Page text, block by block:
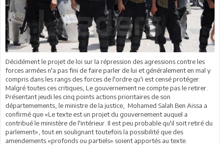
Décidément le projet de loi sur la répression des agressions contre les
forces armées n'a pas fini de faire parler de lui et généralement en mal y
compris dans les rangs des forces de l'ordre qu'i est censé protéger.
Malgré toutes ces critiques, Le gouvernement ne compte pas le retirer.
Présentant jeudi les cinq points actions prioritaires de son
départemements, le ministre de la justice, Mohamed Salah Ben Aissa a
confirmé que «Le texte est un projet du gouvernement auquel a
contribué le ministère de l'intérieur. Il est peu probable qu'il soit retiré du
parlement», tout en soulignant toutefois la possibilité que des
amendements «profonds ou partiels» soient apportés au texte.